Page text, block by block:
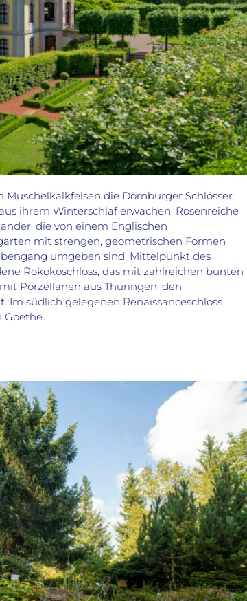
Muschelkalkfelsen die Dornburger Schlösser
ihrem Winterschlaf erwachen. Rosenreiche
die von einem Englischen
mit strengen, geometrischen Formen
umgeben sind. Mittelpunkt des
Rokokoschloss, das mit zahlreichen bunten
Porzellanen aus Thüringen, den
Im südlich gelegenen Renaissanceschloss
Goethe.